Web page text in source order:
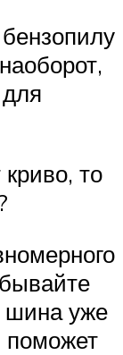
то
шина уже
поможет